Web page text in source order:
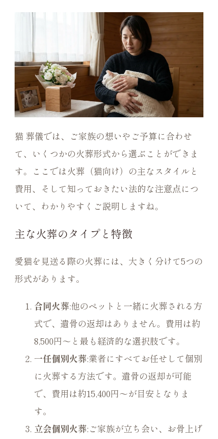
猫 葬儀では、ご家族の想いやご予算に合わせ
て、いくつかの火葬形式から選ぶことができま
す。ここでは火葬（猫向け）の主なスタイルと
費用、そして知っておきたい法的な注意点につ
いて、わかりやすくご説明しますね。
主な火葬のタイプと特徴
愛猫を見送る際の火葬には、大きく分けて5つの
形式があります。
合同火葬:他のペットと一緒に火葬される方
式で、遺骨の返却はありません。費用は約
8,500円〜と最も経済的な選択肢です。
一任個別火葬:業者にすべてお任せして個別
に火葬する方法です。遺骨の返却が可能
で、費用は約15,400円〜が目安となりま
す。
立会個別火葬:ご家族が立ち会い、お骨上げ